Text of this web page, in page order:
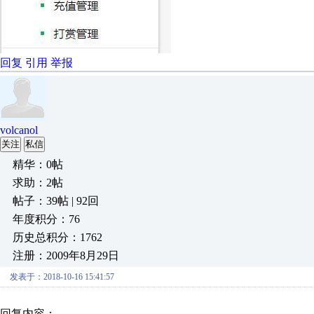
回复 引用 举报
volcanol
关注 私信
精华：0帖
求助：2帖
帖子：39帖 | 92回
年度积分：76
历史总积分：1762
注册：2009年8月29日
发表于：2018-10-16 15:41:57